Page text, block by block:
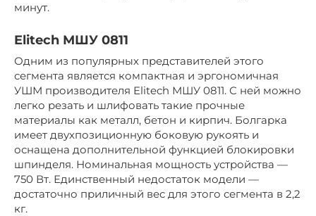
минут.
Elitech МШУ 0811
Одним из популярных представителей этого
сегмента является компактная и эргономичная
УШМ производителя Elitech МШУ 0811. С ней можно
легко резать и шлифовать такие прочные
материалы как металл, бетон и кирпич. Болгарка
имеет двухпозиционную боковую рукоять и
оснащена дополнительной функцией блокировки
шпинделя. Номинальная мощность устройства —
750 Вт. Единственный недостаток модели —
достаточно приличный вес для этого сегмента в 2,2
кг.